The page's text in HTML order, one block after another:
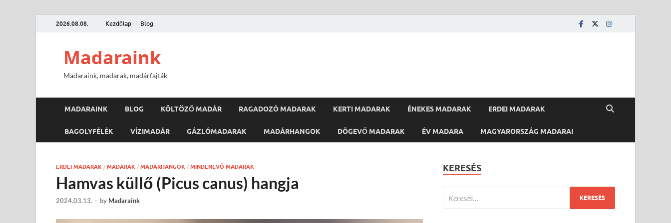
2026.08.08. Kezdőlap Blog
Madaraink
Madaraink, madarak, madárfajták
MADARAINK BLOG KÖLTÖZŐ MADÁR RAGADOZÓ MADARAK KERTI MADARAK ÉNEKES MADARAK ERDEI MADARAK
BAGOLYFÉLÉK VÍZIMADÁR GÁZLÓMADARAK MADÁRHANGOK DÖGEVŐ MADARAK ÉV MADARA MAGYARORSZÁG MADARAI
ERDEI MADARAK / MADARAK / MADÁRHANGOK / MINDENEVŐ MADARAK
Hamvas küllő (Picus canus) hangja
2024.03.13. - by Madaraink
KERESÉS